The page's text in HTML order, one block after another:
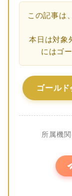
この記事は
本日は対象
にはゴ
ゴール
所属機